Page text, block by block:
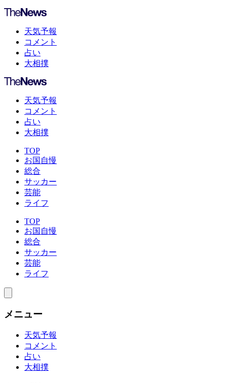
天気予報
コメント
占い
大相撲
天気予報
コメント
占い
大相撲
TOP
お国自慢
総合
サッカー
芸能
ライフ
TOP
お国自慢
総合
サッカー
芸能
ライフ
メニュー
天気予報
コメント
占い
大相撲